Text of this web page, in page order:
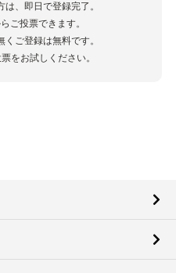
、即日で登録完了。
ご投票できます。
ご登録は無料です。
をお試しください。